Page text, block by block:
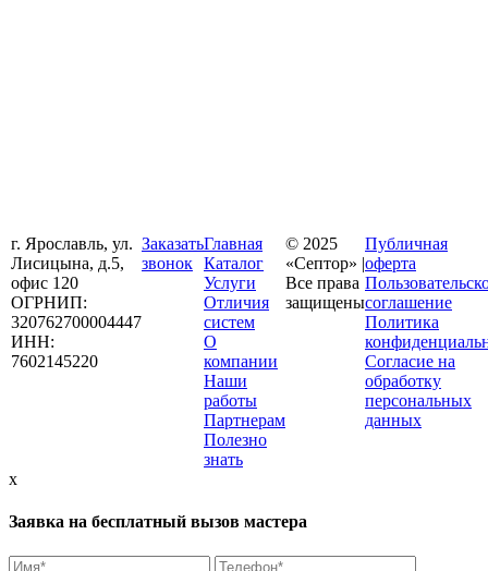
г. Ярославль, ул.
Лисицына, д.5,
офис 120
ОГРНИП:
320762700004447
ИНН:
7602145220
Заказать
звонок
Главная
Каталог
Услуги
Отличия
систем
О
компании
Наши
работы
Партнерам
Полезно
знать
© 2025
«Септор» |
Все права
защищены
Публичная
оферта
соглашение
Политика
Согласие на
обработку
персональных
данных
x
Заявка на бесплатный вызов мастера